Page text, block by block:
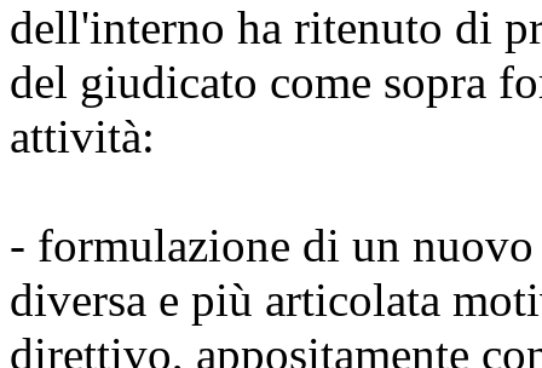
dell'interno ha ritenuto di
del giudicato come sopra
attività:
- formulazione di un nuovo
diversa e più articolata
direttivo, appositamente